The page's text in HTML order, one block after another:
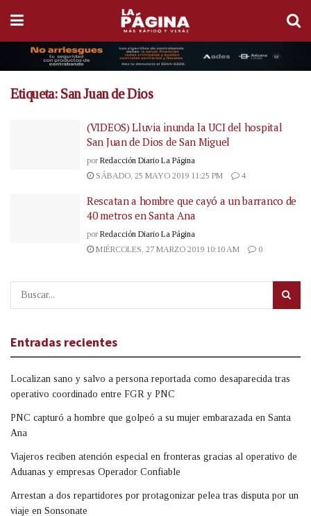
Etiqueta: San Juan de Dios
(VIDEOS) Lluvia inunda la UCI del hospital
San Juan de Dios de San Miguel
por Redacción Diario La Página
SÁBADO, 25 MAYO 2019 11:25 PM
4
Rescatan a hombre que cayó a un barranco de
40 metros en Santa Ana
por Redacción Diario La Página
MIÉRCOLES, 27 MARZO 2019 10:10 AM
0
Entradas recientes
Localizan sano y salvo a persona reportada como desaparecida tras
operativo coordinado entre FGR y PNC
PNC capturó a hombre que golpeó a su mujer embarazada en Santa
Ana
Viajeros reciben atención especial en fronteras gracias al operativo de
Aduanas y empresas Operador Confiable
Arrestan a dos repartidores por protagonizar pelea tras disputa por un
viaje en Sonsonate